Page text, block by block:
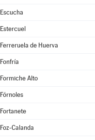
Escucha
Estercuel
Ferreruela de Huerva
Fonfría
Formiche Alto
Fórnoles
Fortanete
Foz-Calanda